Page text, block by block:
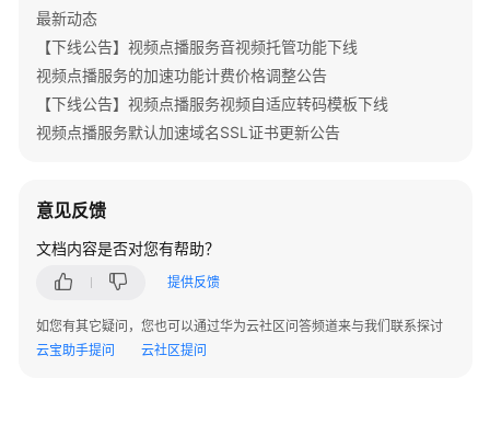
API
参
考
服
SDK
考
见
问
最新动态
【下线公告】视频点播服务音视频托管功能下线
视频点播服务的加速功能计费价格调整公告
【下线公告】视频点播服务视频自适应转码模板下线
视频点播服务默认加速域名SSL证书更新公告
意见反馈
文档内容是否对您有帮助？
提供反馈
如您有其它疑问，您也可以通过华为云社区问答频道来与我们联系探讨
云宝助手提问
云社区提问